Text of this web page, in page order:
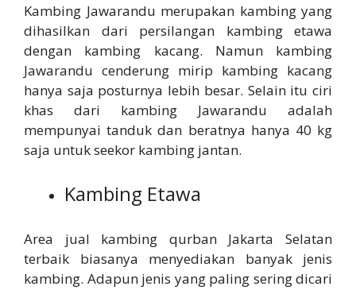
Kambing Jawarandu merupakan kambing yang
dihasilkan dari persilangan kambing etawa
dengan kambing kacang. Namun kambing
Jawarandu cenderung mirip kambing kacang
hanya saja posturnya lebih besar. Selain itu ciri
khas dari kambing Jawarandu adalah
mempunyai tanduk dan beratnya hanya 40 kg
saja untuk seekor kambing jantan.
Kambing Etawa
Area jual kambing qurban Jakarta Selatan
terbaik biasanya menyediakan banyak jenis
kambing. Adapun jenis yang paling sering dicari